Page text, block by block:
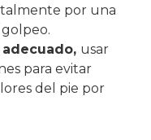
por una
usar
para evitar
del pie por